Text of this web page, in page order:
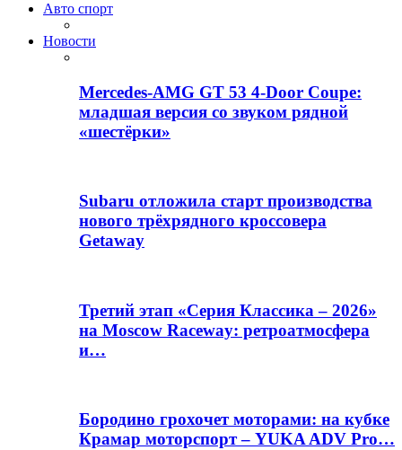
Авто спорт
Новости
Mercedes-AMG GT 53 4-Door Coupe:
младшая версия со звуком рядной
«шестёрки»
Subaru отложила старт производства
нового трёхрядного кроссовера
Getaway
Третий этап «Серия Классика – 2026»
на Moscow Raceway: ретроатмосфера
и…
Бородино грохочет моторами: на кубке
Крамар моторспорт – YUKA ADV Pro…